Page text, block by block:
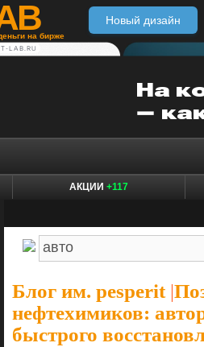
на бирже
Новый дизайн
LAB.RU
АКЦИИ +117
Блог им. pesperit|
нефтехимиков:
быстрого